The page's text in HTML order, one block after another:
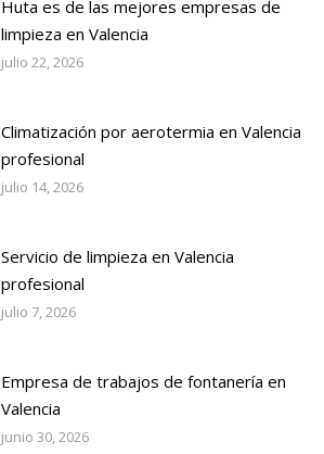
Huta es de las mejores empresas de
limpieza en Valencia
julio 22, 2026
Climatización por aerotermia en Valencia
profesional
julio 14, 2026
Servicio de limpieza en Valencia
profesional
julio 7, 2026
Empresa de trabajos de fontanería en
Valencia
junio 30, 2026